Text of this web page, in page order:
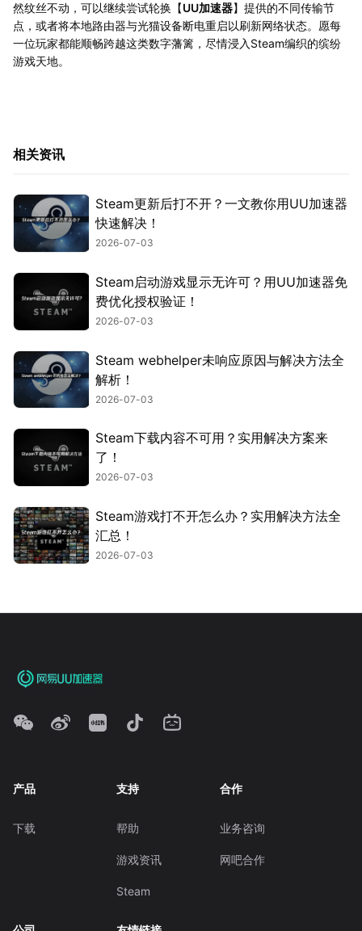
然纹丝不动，可以继续尝试轮换【UU加速器】提供的不同传输节
点，或者将本地路由器与光猫设备断电重启以刷新网络状态。愿每
一位玩家都能顺畅跨越这类数字藩篱，尽情浸入Steam编织的缤纷
游戏天地。
相关资讯
Steam更新后打不开？一文教你用UU加速器
快速解决！
2026-07-03
Steam启动游戏显示无许可？用UU加速器免
费优化授权验证！
2026-07-03
Steam webhelper未响应原因与解决方法全
解析！
2026-07-03
Steam下载内容不可用？实用解决方案来
了！
2026-07-03
Steam游戏打不开怎么办？实用解决方法全
汇总！
2026-07-03
产品
下载
支持
帮助
游戏资讯
Steam
合作
业务咨询
网吧合作